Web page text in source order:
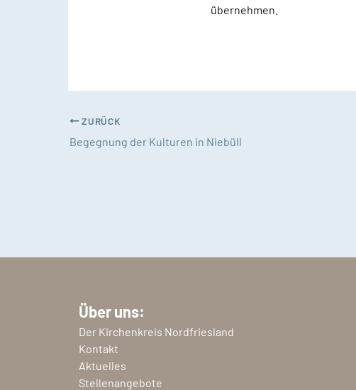
übernehmen.
ZURÜCK
Begegnung der Kulturen in Niebüll
Über uns:
Der Kirchenkreis Nordfriesland
Kontakt
Aktuelles
Stellenangebote